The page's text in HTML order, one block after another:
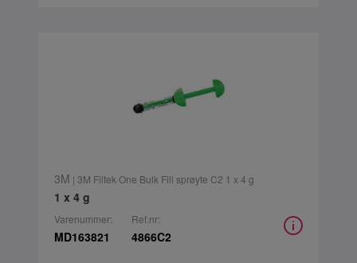
3M | 3M Filtek One Bulk Fill sprøyte C2 1 x 4 g
1 x 4 g
Varenummer:
MD163821
Ref.nr:
4866C2